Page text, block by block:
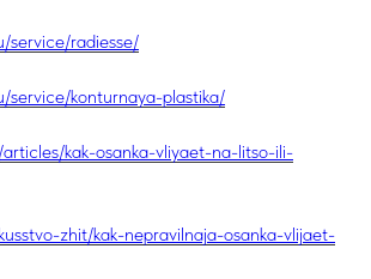
service/radiesse/
service/konturnaya-plastika/
kak-osanka-vliyaet-na-litso-ili-
zhit/kak-nepravilnaja-osanka-vlijaet-